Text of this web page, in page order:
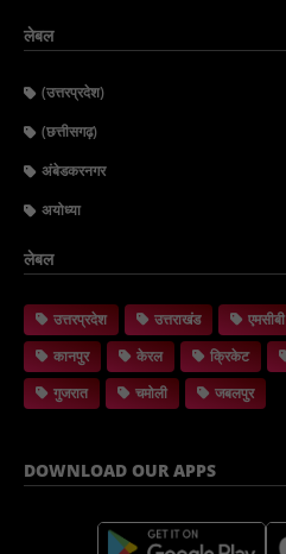
लेबल
(उत्तरप्रदेश)
(छत्तीसगढ़)
अंबेडकरनगर
अयोध्या
लेबल
उत्तरप्रदेश उत्तराखंड एमसीबी
कानपुर
केरल क्रिकेट
गुजरात
चमोली जबलपुर
DOWNLOAD OUR APPS